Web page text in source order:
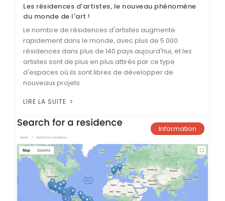
Les résidences d'artistes, le nouveau phénomène
du monde de l'art !
Le nombre de résidences d'artistes augmente
rapidement dans le monde, avec plus de 5 000
résidences dans plus de 140 pays aujourd'hui, et les
artistes sont de plus en plus attirés par ce type
d'espaces où ils sont libres de développer de
nouveaux projets
LIRE LA SUITE
Information